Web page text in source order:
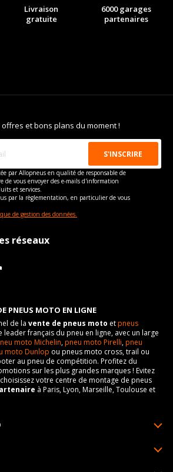
Livraison
gratuite
6000 garages
partenaires
et bons plans du moment !
par Allopneus en qualité de responsable de
vous envoyer des e-mails d'information
et services.
par la règlementation, en particulier de vous
de gestion des données.
réseaux
PNEUS MOTO EN LIGNE
de la vente de pneus moto etpneus
leader français du pneu en ligne, avec un large
moto Michelin,pneu moto Pirelli,pneu
moto Dunlop ou pneus moto cross, trail ou
au pneu de compétition. Profitez du
sur les plus grandes marques ! Evitez
votre centre de montage de pneus
à Paris, Lyon, Marseille, Toulouse et